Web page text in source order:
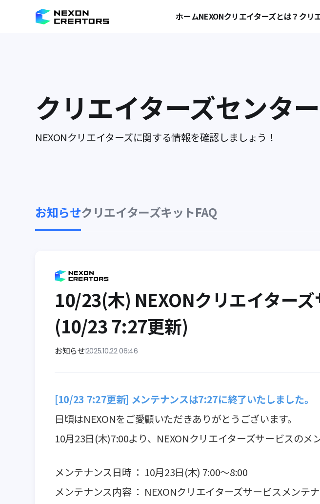
ホームNEXONクリエイターズとは？ クリ
クリエイターズセンター
NEXONクリエイターズに関する情報を確認しましょう！
お知らせクリエイターズキットFAQ
10/23(木) NEXONクリエイター
(10/23 7:27更新)
お知らせ2025.10.22 06:46